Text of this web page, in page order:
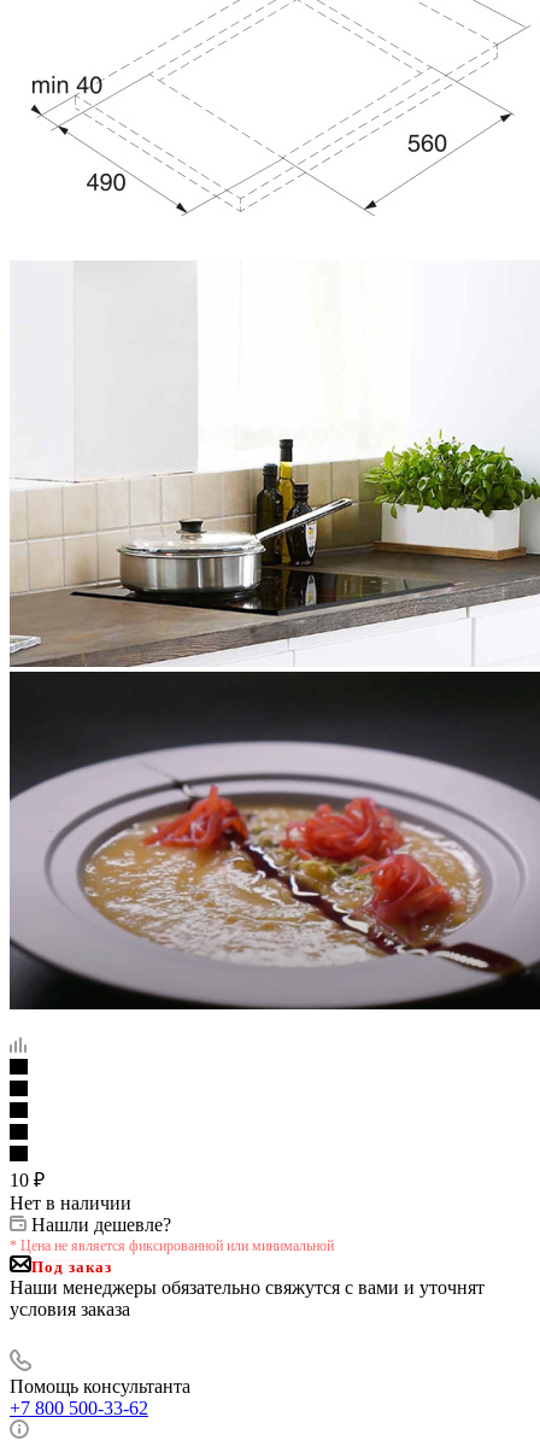
10 ₽
Нет в наличии
Нашли дешевле?
* Цена не является фиксированной или минимальной
Под заказ
Наши менеджеры обязательно свяжутся с вами и уточнят
условия заказа
Помощь консультанта
+7 800 500-33-62